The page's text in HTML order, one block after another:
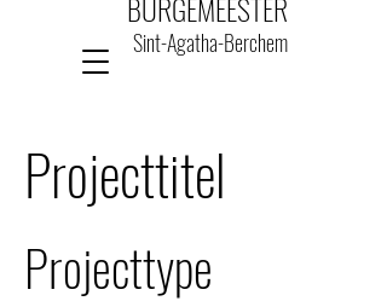
Sint-Agatha-Berchem
Projecttitel
Projecttype